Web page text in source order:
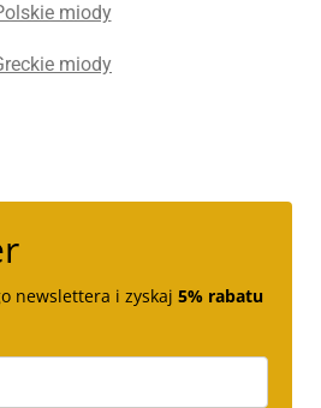
miody
miody
newslettera i zyskaj 5% rabatu